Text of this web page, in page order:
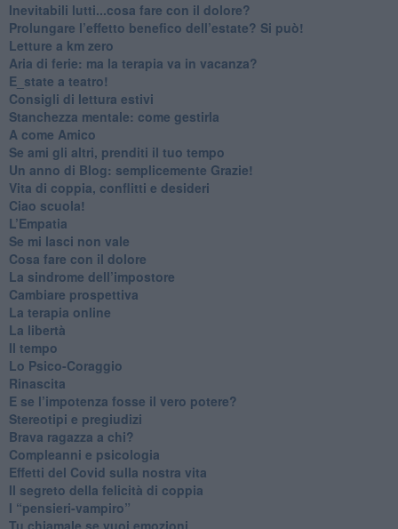
​Inevitabili lutti...cosa fare con il dolore?
Prolungare l’effetto benefico dell’estate? Si può!
​Letture a km zero
​Aria di ferie: ma la terapia va in vacanza?
​E_state a teatro!
​Consigli di lettura estivi
​Stanchezza mentale: come gestirla
​A come Amico
​Se ami gli altri, prenditi il tuo tempo
​Un anno di Blog: semplicemente Grazie!
​Vita di coppia, conflitti e desideri
​Ciao scuola!
​L’Empatia
​Se mi lasci non vale
Cosa fare con il dolore
​La sindrome dell’impostore
​Cambiare prospettiva
La terapia online
La libertà
​Il tempo
​Lo Psico-Coraggio
Rinascita
​E se l’impotenza fosse il vero potere?
Stereotipi e pregiudizi
​Brava ragazza a chi?
​Compleanni e psicologia
Effetti del Covid sulla nostra vita
Il segreto della felicità di coppia
​I “pensieri-vampiro”
​Tu chiamale se vuoi emozioni